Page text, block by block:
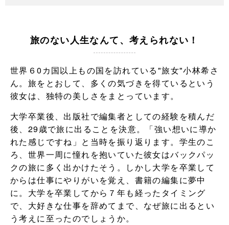
旅のない人生なんて、考えられない！
世界６0カ国以上もの国を訪れている"旅女"小林希さ
ん。旅をとおして、多くの気づきを得ているという
彼女は、独特の美しさをまとっています。
大学卒業後、出版社で編集者としての経験を積んだ
後、29歳で旅に出ることを決意。「強い想いに導か
れた感じですね」と当時を振り返ります。学生のこ
ろ、世界一周に憧れを抱いていた彼女はバックパッ
クの旅に多く出かけたそう。しかし大学を卒業して
からは仕事にやりがいを覚え、書籍の編集に夢中
に。大学を卒業してから７年も経ったタイミング
で、大好きな仕事を辞めてまで、なぜ旅に出るとい
う考えに至ったのでしょうか。